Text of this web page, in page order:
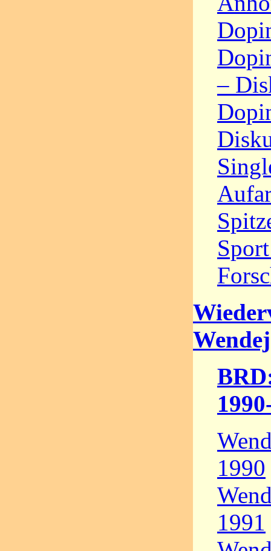
–
1990
1991